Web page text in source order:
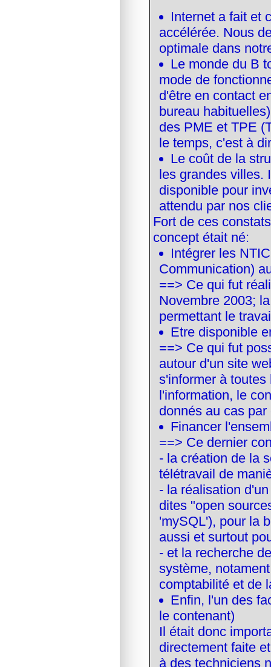
Internet a fait et
accélérée. Nous
optimale dans
Le monde du B
mode de
d'être en contact
bureau
des PME et TPE
le temps, c'est à
Le coût de la
les grandes villes.
disponible pour
attendu par nos
Fort de ces
concept était né:
Intégrer les
Communication)
==> Ce qui fut
Novembre 2003;
permettant le
Etre disponible
==> Ce qui fut
autour d'un site
s'informer à toutes
l'information, le
donnés au cas
Financer
==> Ce dernier
- la création de la
télétravail de
- la réalisation
dites "open
'mySQL'), pour la
aussi et surtout
- et la recherche
système,
comptabilité et de
Enfin, l'un des
le contenant)
Il était donc
directement faite
à des techniciens